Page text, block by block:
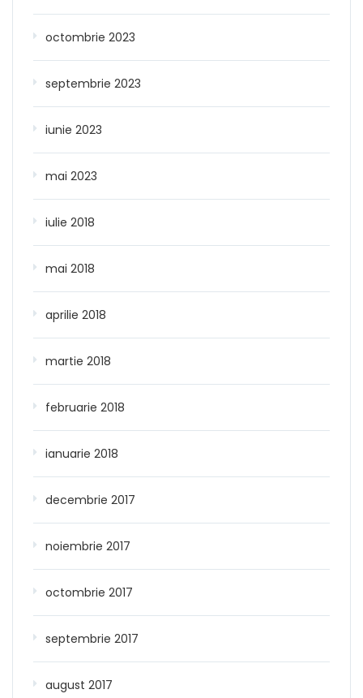
octombrie 2023
septembrie 2023
iunie 2023
mai 2023
iulie 2018
mai 2018
aprilie 2018
martie 2018
februarie 2018
ianuarie 2018
decembrie 2017
noiembrie 2017
octombrie 2017
septembrie 2017
august 2017